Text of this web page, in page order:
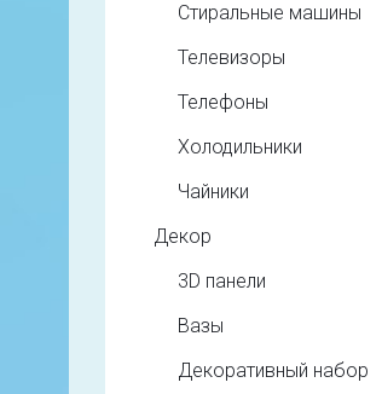
Стиральные машины
Телевизоры
Телефоны
Холодильники
Чайники
Декор
3D панели
Вазы
Декоративный набор